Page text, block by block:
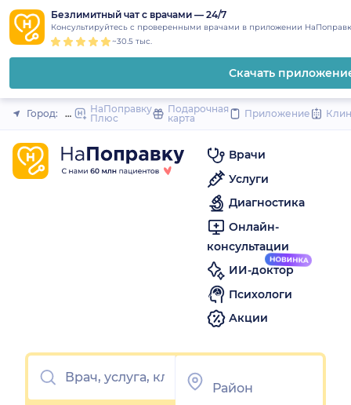
content
Безлимитный чат с врачами — 24/7
Консультируйтесь с проверенными врачами в приложении
~30.5 тыс.
Скачать
Закрыть
Город: МелеузНаПоправку
Плюс
Подарочная
карта
Приложение
Врачи
Услуги
Диагностика
Онлайн-
консультации
ИИ-доктор
Психологи
Акции